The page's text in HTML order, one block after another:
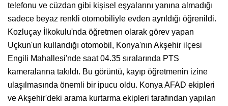
telefonu ve cüzdan gibi kişisel eşyalarını yanına almadığı
sadece beyaz renkli otomobiliyle evden ayrıldığı öğrenildi.
Kozluçay İlkokulu'nda öğretmen olarak görev yapan
Uçkun'un kullandığı otomobil, Konya'nın Akşehir ilçesi
Engili Mahallesi'nde saat 04.35 sıralarında PTS
kameralarına takıldı. Bu görüntü, kayıp öğretmenin izine
ulaşılmasında önemli bir ipucu oldu. Konya AFAD ekipleri
ve Akşehir'deki arama kurtarma ekipleri tarafından yapılan